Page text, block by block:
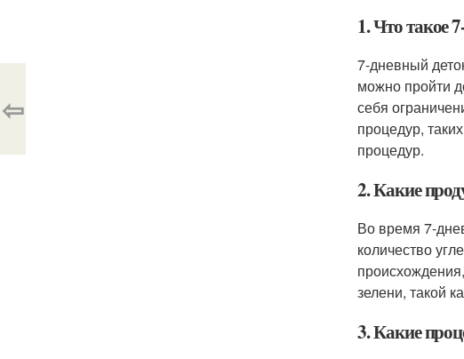
1. Что такое
7-дневный
можно пройти
себя
процедур,
процедур.
2. Какие
Во время 7-
количество
зелени, такой
3. Какие
⇦